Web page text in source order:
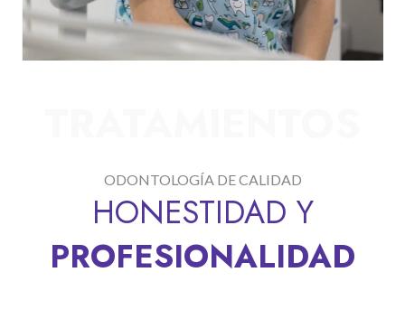
ODONTOLOGÍA DE CALIDAD
HONESTIDAD Y
PROFESIONALIDAD